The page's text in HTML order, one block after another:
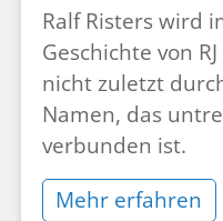
Ralf Risters wird
Geschichte von
nicht zuletzt
Namen, das
verbunden ist.
Mehr erfahren